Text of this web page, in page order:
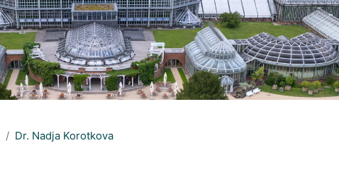
Dr. Nadja Korotkova